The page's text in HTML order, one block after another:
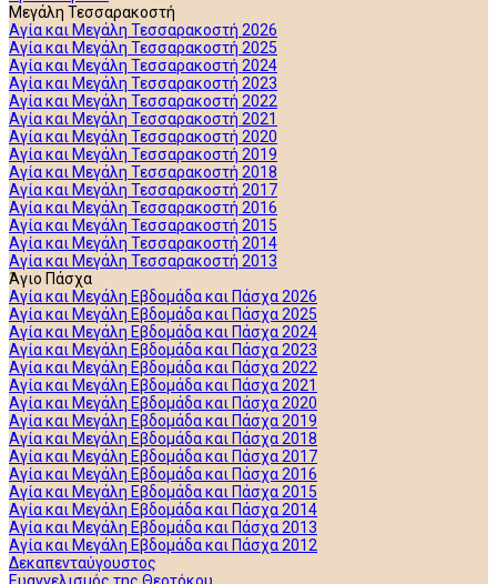
Μεγάλη Τεσσαρακοστή
Αγία και Μεγάλη Τεσσαρακοστή 2026
Αγία και Μεγάλη Τεσσαρακοστή 2025
Αγία και Μεγάλη Τεσσαρακοστή 2024
Αγία και Μεγάλη Τεσσαρακοστή 2023
Αγία και Μεγάλη Τεσσαρακοστή 2022
Αγία και Μεγάλη Τεσσαρακοστή 2021
Αγία και Μεγάλη Τεσσαρακοστή 2020
Αγία και Μεγάλη Τεσσαρακοστή 2019
Αγία και Μεγάλη Τεσσαρακοστή 2018
Αγία και Μεγάλη Τεσσαρακοστή 2017
Αγία και Μεγάλη Τεσσαρακοστή 2016
Αγία και Μεγάλη Τεσσαρακοστή 2015
Αγία και Μεγάλη Τεσσαρακοστή 2014
Αγία και Μεγάλη Τεσσαρακοστή 2013
Άγιο Πάσχα
Αγία και Μεγάλη Εβδομάδα και Πάσχα 2026
Αγία και Μεγάλη Εβδομάδα και Πάσχα 2025
Αγία και Μεγάλη Εβδομάδα και Πάσχα 2024
Αγία και Μεγάλη Εβδομάδα και Πάσχα 2023
Αγία και Μεγάλη Εβδομάδα και Πάσχα 2022
Αγία και Μεγάλη Εβδομάδα και Πάσχα 2021
Αγία και Μεγάλη Εβδομάδα και Πάσχα 2020
Αγία και Μεγάλη Εβδομάδα και Πάσχα 2019
Αγία και Μεγάλη Εβδομάδα και Πάσχα 2018
Αγία και Μεγάλη Εβδομάδα και Πάσχα 2017
Αγία και Μεγάλη Εβδομάδα και Πάσχα 2016
Αγία και Μεγάλη Εβδομάδα και Πάσχα 2015
Αγία και Μεγάλη Εβδομάδα και Πάσχα 2014
Αγία και Μεγάλη Εβδομάδα και Πάσχα 2013
Αγία και Μεγάλη Εβδομάδα και Πάσχα 2012
Δεκαπενταύγουστος
Ευαγγελισμός της Θεοτόκου